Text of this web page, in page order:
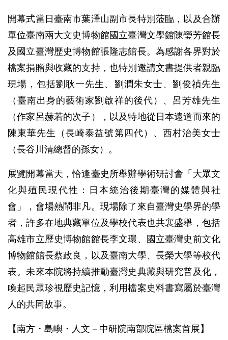
開幕式當日臺南市葉澤山副市長特別蒞臨，以及合辦
單位臺南兩大文史博物館國立臺灣文學館陳瑩芳館長
及國立臺灣歷史博物館張隆志館長。為感謝各界對於
檔案捐贈與收藏的支持，也特別邀請文書提供者親臨
現場，包括劉耿一先生、劉潤朱女士、劉俊禎先生
（臺南出身的藝術家劉啟祥的後代）、呂芳雄先生
（作家呂赫若的次子），以及特地從日本遠道而來的
陳東華先生（長崎泰益號第四代）、西村治美女士
（長谷川清總督的孫女）。
展覽開幕當天，恰逢臺史所舉辦學術研討會「大眾文
化與殖民現代性：日本統治後期臺灣的媒體與社
會」，會場熱鬧非凡。現場除了來自臺灣史學界的學
者，許多在地典藏單位及學校代表也共襄盛舉，包括
高雄市立歷史博物館館長李文環、國立臺灣史前文化
博物館館長蔡政良，以及臺南大學、長榮大學等校代
表。未來本院將持續推動臺灣史典藏與研究普及化，
喚起民眾珍視歷史記憶，利用檔案史料書寫屬於臺灣
人的共同故事。
【南方・島嶼・人文－中研院南部院區檔案首展】